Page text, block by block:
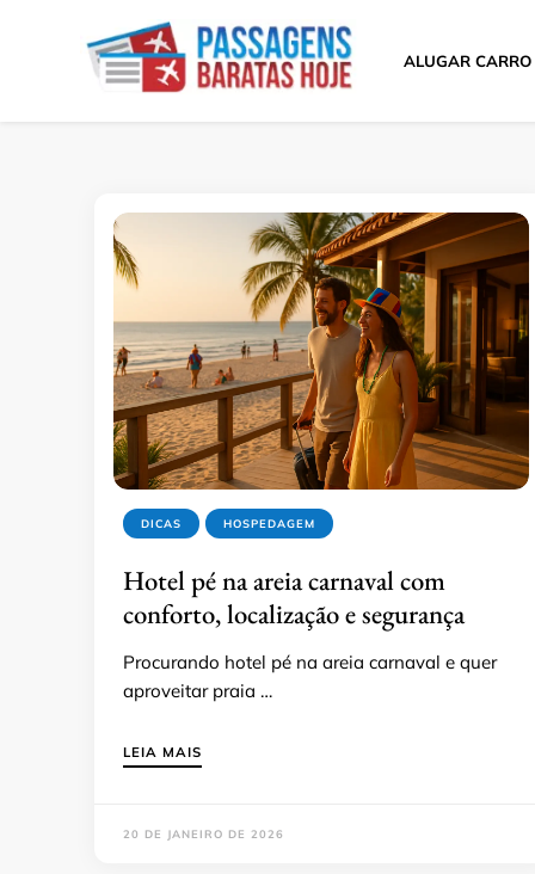
ALUGAR CARRO
DICAS HOSPEDAGEM
Hotel pé na areia carnaval com
conforto, localização e segurança
Procurando hotel pé na areia carnaval e quer
aproveitar praia …
LEIA MAIS
20 DE JANEIRO DE 2026